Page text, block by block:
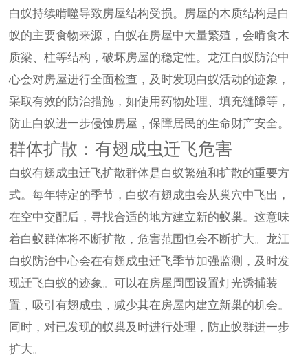
白蚁持续啃噬导致房屋结构受损。房屋的木质结构是白
蚁的主要食物来源，白蚁在房屋中大量繁殖，会啃食木
质梁、柱等结构，破坏房屋的稳定性。龙江白蚁防治中
心会对房屋进行全面检查，及时发现白蚁活动的迹象，
采取有效的防治措施，如使用药物处理、填充缝隙等，
防止白蚁进一步侵蚀房屋，保障居民的生命财产安全。
群体扩散：有翅成虫迁飞危害
白蚁有翅成虫迁飞扩散群体是白蚁繁殖和扩散的重要方
式。每年特定的季节，白蚁有翅成虫会从巢穴中飞出，
在空中交配后，寻找合适的地方建立新的蚁巢。这意味
着白蚁群体将不断扩散，危害范围也会不断扩大。龙江
白蚁防治中心会在有翅成虫迁飞季节加强监测，及时发
现迁飞白蚁的迹象。可以在房屋周围设置灯光诱捕装
置，吸引有翅成虫，减少其在房屋内建立新巢的机会。
同时，对已发现的蚁巢及时进行处理，防止蚁群进一步
扩大。